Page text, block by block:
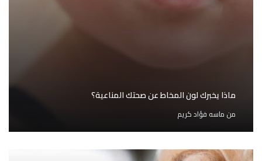
ماذا يخبرك لون المخاط عن صحتك المناعية؟
من ماسه فؤاد كريم